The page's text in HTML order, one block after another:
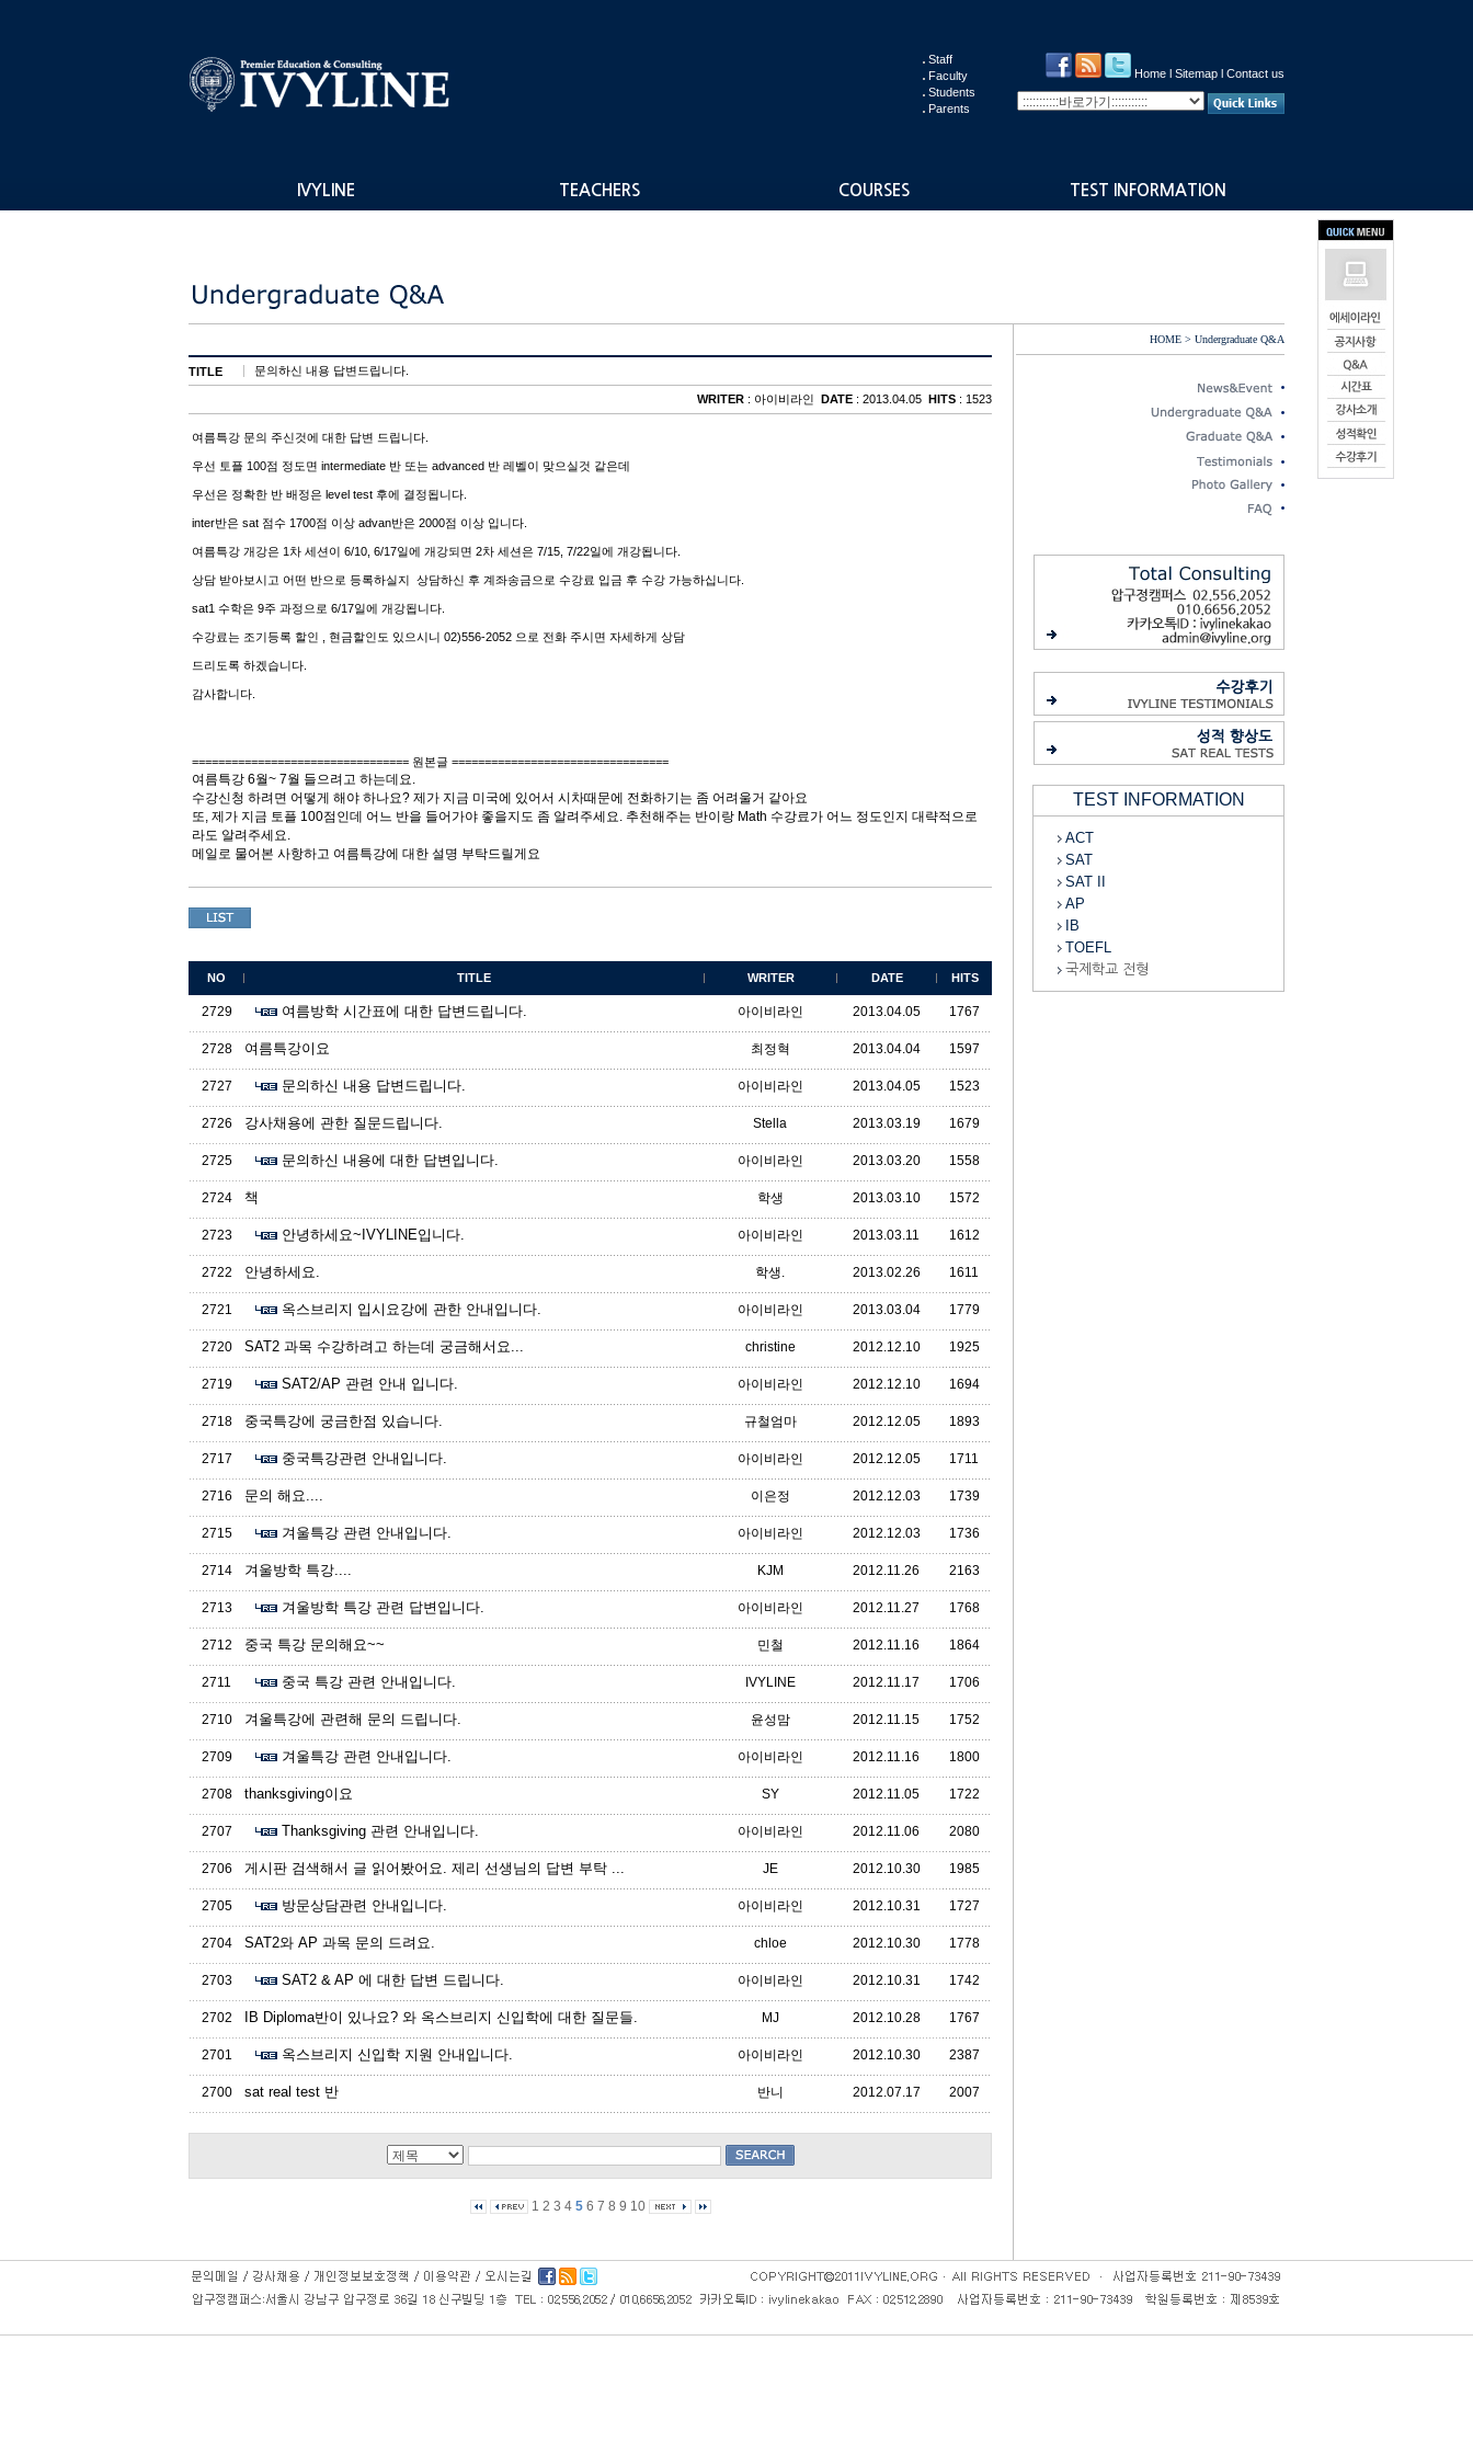
Staff
Home l Sitemap l Contact us
Faculty
Students
Parents
IVYLINE TEACHERS COURSES TEST INFORMATION
HOME > Undergraduate Q&A
TITLE 문의하신 내용 답변드립니다.
WRITER : 아이비라인 DATE : 2013.04.05 HITS : 1523
여름특강 문의 주신것에 대한 답변 드립니다.
우선 토플 100점 정도면 intermediate 반 또는 advanced 반 레벨이 맞으실것 같은데
우선은 정확한 반 배정은 level test 후에 결정됩니다.
inter반은 sat 점수 1700점 이상 advan반은 2000점 이상 입니다.
여름특강 개강은 1차 세션이 6/10, 6/17일에 개강되면 2차 세션은 7/15, 7/22일에 개강됩니다.
상담 받아보시고 어떤 반으로 등록하실지 상담하신 후 계좌송금으로 수강료 입금 후 수강 가능하십니다.
sat1 수학은 9주 과정으로 6/17일에 개강됩니다.
수강료는 조기등록 할인 , 현금할인도 있으시니 02)556-2052 으로 전화 주시면 자세하게 상담
드리도록 하겠습니다.
감사합니다.
================================= 원본글 =================================
여름특강 6월~ 7월 들으려고 하는데요.
수강신청 하려면 어떻게 해야 하나요? 제가 지금 미국에 있어서 시차때문에 전화하기는 좀 어려울거 같아요
또, 제가 지금 토플 100점인데 어느 반을 들어가야 좋을지도 좀 알려주세요. 추천해주는 반이랑 Math 수강료가 어느 정도인지 대략적으로
라도 알려주세요.
메일로 물어본 사항하고 여름특강에 대한 설명 부탁드릴게요
NO TITLE WRITER DATE HITS
2729 여름방학 시간표에 대한 답변드립니다. 아이비라인 2013.04.05 1767
2728 여름특강이요 최정혁 2013.04.04 1597
2727 문의하신 내용 답변드립니다. 아이비라인 2013.04.05 1523
2726 강사채용에 관한 질문드립니다. Stella 2013.03.19 1679
2725 문의하신 내용에 대한 답변입니다. 아이비라인 2013.03.20 1558
2724 책 학생 2013.03.10 1572
2723 안녕하세요~IVYLINE입니다. 아이비라인 2013.03.11 1612
2722 안녕하세요. 학생. 2013.02.26 1611
2721 옥스브리지 입시요강에 관한 안내입니다. 아이비라인 2013.03.04 1779
2720 SAT2 과목 수강하려고 하는데 궁금해서요... christine 2012.12.10 1925
2719 SAT2/AP 관련 안내 입니다. 아이비라인 2012.12.10 1694
2718 중국특강에 궁금한점 있습니다. 규철엄마 2012.12.05 1893
2717 중국특강관련 안내입니다. 아이비라인 2012.12.05 1711
2716 문의 해요.... 이은정 2012.12.03 1739
2715 겨울특강 관련 안내입니다. 아이비라인 2012.12.03 1736
2714 겨울방학 특강.... KJM 2012.11.26 2163
2713 겨울방학 특강 관련 답변입니다. 아이비라인 2012.11.27 1768
2712 중국 특강 문의해요~~ 민철 2012.11.16 1864
2711 중국 특강 관련 안내입니다. IVYLINE 2012.11.17 1706
2710 겨울특강에 관련해 문의 드립니다. 윤성맘 2012.11.15 1752
2709 겨울특강 관련 안내입니다. 아이비라인 2012.11.16 1800
2708 thanksgiving이요 SY 2012.11.05 1722
2707 Thanksgiving 관련 안내입니다. 아이비라인 2012.11.06 2080
2706 게시판 검색해서 글 읽어봤어요. 제리 선생님의 답변 부탁 ... JE 2012.10.30 1985
2705 방문상담관련 안내입니다. 아이비라인 2012.10.31 1727
2704 SAT2와 AP 과목 문의 드려요. chloe 2012.10.30 1778
2703 SAT2 & AP 에 대한 답변 드립니다. 아이비라인 2012.10.31 1742
2702 IB Diploma반이 있나요? 와 옥스브리지 신입학에 대한 질문들. MJ 2012.10.28 1767
2701 옥스브리지 신입학 지원 안내입니다. 아이비라인 2012.10.30 2387
2700 sat real test 반 반니 2012.07.17 2007
1 2 3 4 5 6 7 8 9 10
TEST INFORMATION
ACT
SAT
SAT II
AP
IB
TOEFL
국제학교 전형